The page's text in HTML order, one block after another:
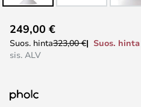
to
the
the
249,00 €
Suos. hinta323,00 €
Suos.
sis. ALV